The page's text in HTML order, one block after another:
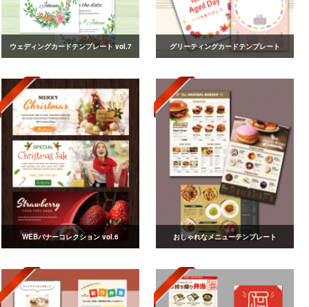
ウェディングカードテンプレート vol.7 グリーティングカードテンプレート
WEBバナーコレクション vol.6 おしゃれなメニューテンプレート